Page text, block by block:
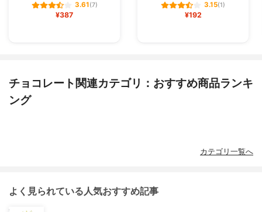
3.61(7)
¥387
3.15(1)
¥192
チョコレート関連カテゴリ：おすすめ商品ランキ
ング
カテゴリ一覧へ
よく見られている人気おすすめ記事